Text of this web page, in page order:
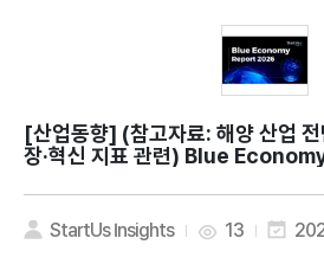
[산업동향]
장·혁신 지표 관련) Blue
StartUs Insights 13